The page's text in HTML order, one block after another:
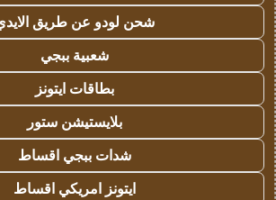
شحن لودو عن طريق
شعبية ببجي
بطاقات ايتونز
بلايستيشن ستور
شدات ببجي اقساط
ايتونز امريكي اقساط